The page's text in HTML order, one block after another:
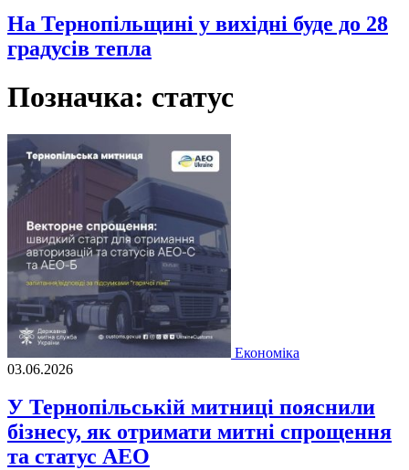
На Тернопільщині у вихідні буде до 28
градусів тепла
Позначка: статус
Економіка
03.06.2026
У Тернопільській митниці пояснили
бізнесу, як отримати митні спрощення
та статус АЕО